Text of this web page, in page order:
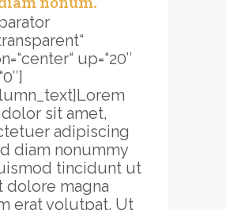
up=“20″
sit amet,
adipiscing
diam nonummy
tincidunt ut
dolore magna
erat volutpat. Ut